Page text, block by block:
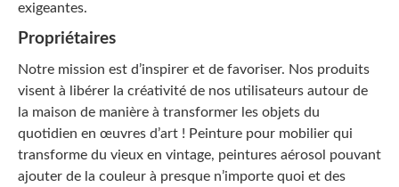
exigeantes.
Propriétaires
Notre mission est d’inspirer et de favoriser. Nos produits
visent à libérer la créativité de nos utilisateurs autour de
la maison de manière à transformer les objets du
quotidien en œuvres d’art ! Peinture pour mobilier qui
transforme du vieux en vintage, peintures aérosol pouvant
ajouter de la couleur à presque n’importe quoi et des